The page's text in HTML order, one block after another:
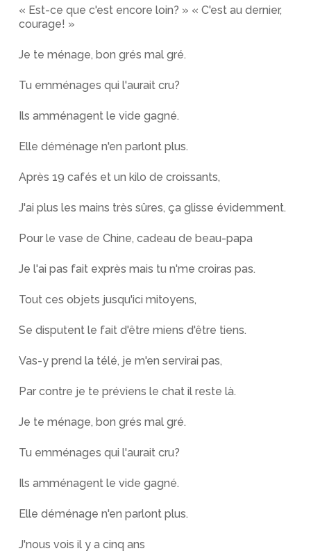
« Est-ce que c'est encore loin? » « C'est au dernier,
courage! »
Je te ménage, bon grés mal gré.
Tu emménages qui l'aurait cru?
Ils amménagent le vide gagné.
Elle déménage n'en parlont plus.
Après 19 cafés et un kilo de croissants,
J'ai plus les mains très sûres, ça glisse évidemment.
Pour le vase de Chine, cadeau de beau-papa
Je l'ai pas fait exprès mais tu n'me croiras pas.
Tout ces objets jusqu'ici mitoyens,
Se disputent le fait d'être miens d'être tiens.
Vas-y prend la télé, je m'en servirai pas,
Par contre je te préviens le chat il reste là.
Je te ménage, bon grés mal gré.
Tu emménages qui l'aurait cru?
Ils amménagent le vide gagné.
Elle déménage n'en parlont plus.
J'nous vois il y a cinq ans